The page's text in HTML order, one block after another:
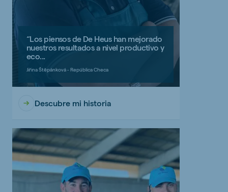
“Los piensos de De Heus han mejorado
nuestros resultados a nivel productivo y
eco...
Jiřina Štěpánková - República Checa
Descubre mi historia